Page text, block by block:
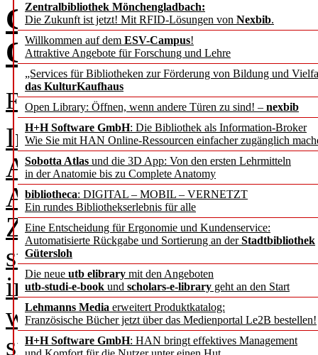
Zentralbibliothek Mönchengladbach:
Die Zukunft ist jetzt! Mit RFID-Lösungen von Nexbib.
Willkommen auf dem ESV-Campus!
Attraktive Angebote für Forschung und Lehre
„Services für Bibliotheken zur Förderung von Bildung und
das KulturKaufhaus
Open Library: Öffnen, wenn andere Türen zu sind! – nexbib
H+H Software GmbH: Die Bibliothek als Information-Broker
Wie Sie mit HAN Online-Ressourcen einfacher zugänglich
Sobotta Atlas und die 3D App: Von den ersten Lehrmitteln
in der Anatomie bis zu Complete Anatomy
bibliotheca: DIGITAL – MOBIL – VERNETZT
Ein rundes Bibliothekserlebnis für alle
Eine Entscheidung für Ergonomie und Kundenservice:
Automatisierte Rückgabe und Sortierung an derStadtbibliothek
Gütersloh
Die neue utb elibrary mit den Angeboten
utb-studi-e-book und scholars-e-library geht an den Start
Lehmanns Media erweitert Produktkatalog:
Französische Bücher jetzt über das Medienportal Le2B bestellen!
H+H Software GmbH: HAN bringt effektives Management
Gemeinsam stärker –
Open Access durch
Franciska Heenes, Maike Lang
In den letzten Jahren hat
Access (OA) grundlegend
Anfangsphase vor allem
Zugang zu
stand, rücken mittlerweile
infrastrukturelle Fragen in
wissenschaftliche
sie Offenheit,